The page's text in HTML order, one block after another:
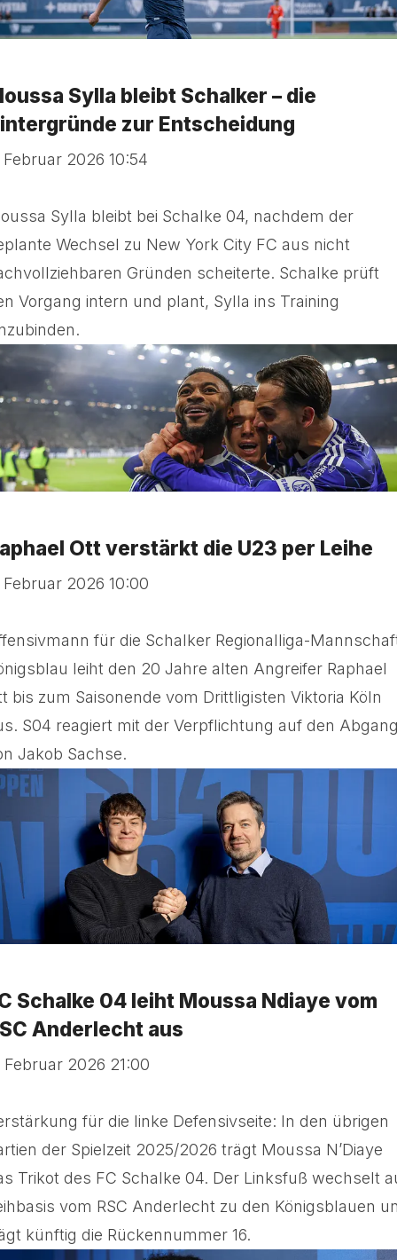
Sylla bleibt Schalker – die
zur Entscheidung
Februar 2026 10:54
Sylla bleibt bei Schalke 04, nachdem der
Wechsel zu New York City FC aus nicht
Gründen scheiterte. Schalke prüft
Vorgang intern und plant, Sylla ins Training
Ott verstärkt die U23 per Leihe
Februar 2026 10:00
für die Schalker Regionalliga-
leiht den 20 Jahre alten Angreifer Raphael
bis zum Saisonende vom Drittligisten Viktoria Köln
S04 reagiert mit der Verpflichtung auf den
Jakob Sachse.
Schalke 04 leiht Moussa Ndiaye vom
Anderlecht aus
Februar 2026 21:00
für die linke Defensivseite: In den übrigen
der Spielzeit 2025/2026 trägt Moussa N’Diaye
Trikot des FC Schalke 04. Der Linksfuß wechselt
vom RSC Anderlecht zu den Königsblauen
künftig die Rückennummer 16.